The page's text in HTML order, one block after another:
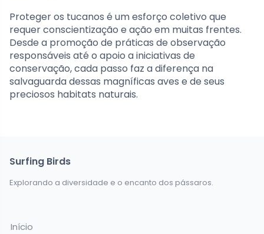
Proteger os tucanos é um esforço coletivo que
requer conscientização e ação em muitas frentes.
Desde a promoção de práticas de observação
responsáveis até o apoio a iniciativas de
conservação, cada passo faz a diferença na
salvaguarda dessas magníficas aves e de seus
preciosos habitats naturais.
Surfing Birds
Explorando a diversidade e o encanto dos pássaros.
Início